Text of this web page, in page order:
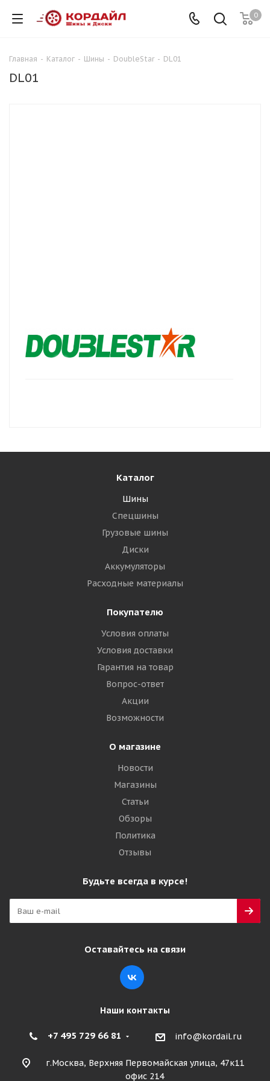
0
Главная - Каталог - Шины - DoubleStar - DL01
DL01
Каталог
Шины
Спецшины
Грузовые шины
Диски
Аккумуляторы
Расходные материалы
Покупателю
Условия оплаты
Условия доставки
Гарантия на товар
Вопрос-ответ
Акции
Возможности
О магазине
Новости
Магазины
Статьи
Обзоры
Политика
Отзывы
Будьте всегда в курсе!
Оставайтесь на связи
Наши контакты
+7 495 729 66 81 info@kordail.ru
г.Москва, Верхняя Первомайская улица, 47к11
офис 214